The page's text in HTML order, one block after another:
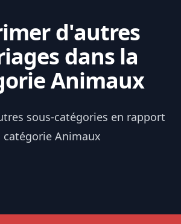
d'autres
dans la
Animaux
sous-catégories en rapport
catégorie Animaux